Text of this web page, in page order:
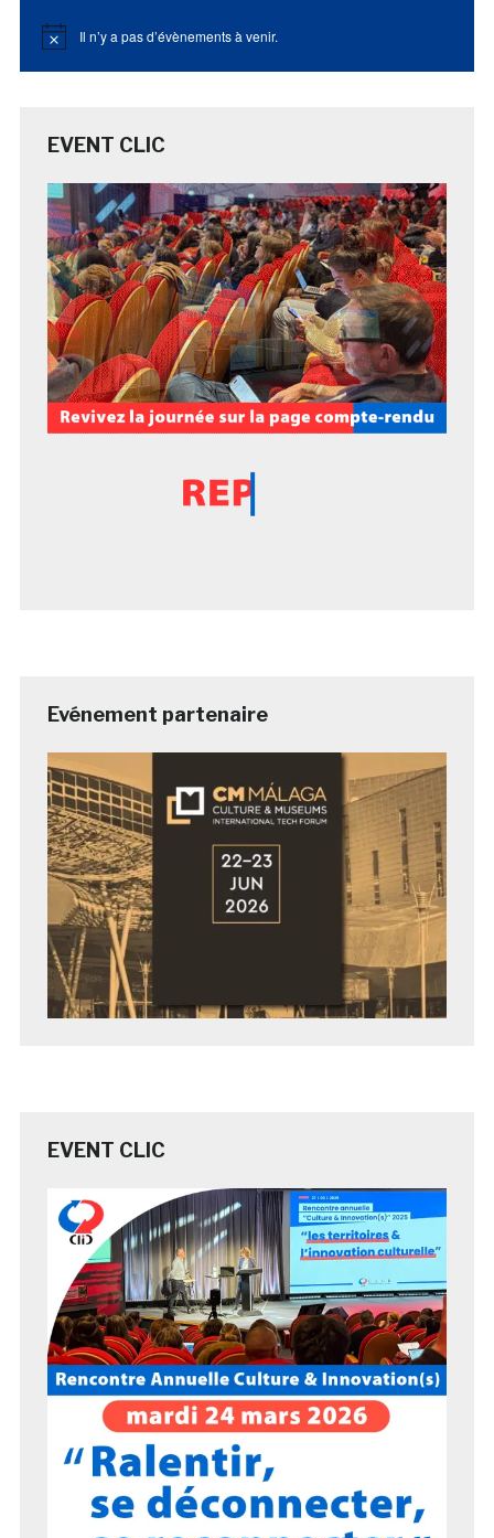
Notice Il n’y a pas d’évènements à venir.
EVENT CLIC
Evénement partenaire
EVENT CLIC